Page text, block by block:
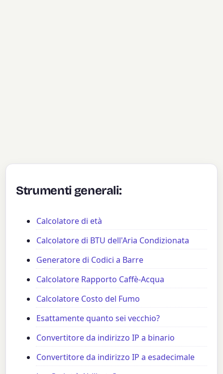
Strumenti generali:
Calcolatore di età
Calcolatore di BTU dell'Aria Condizionata
Generatore di Codici a Barre
Calcolatore Rapporto Caffè-Acqua
Calcolatore Costo del Fumo
Esattamente quanto sei vecchio?
Convertitore da indirizzo IP a binario
Convertitore da indirizzo IP a esadecimale